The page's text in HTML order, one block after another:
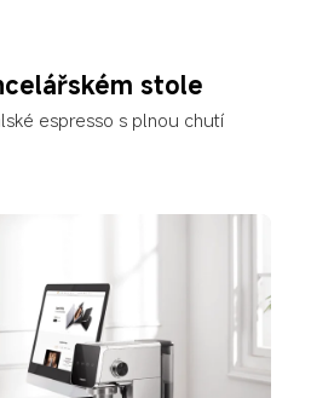
stole
espresso s plnou chutí